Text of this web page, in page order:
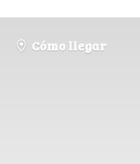
Cómo llegar